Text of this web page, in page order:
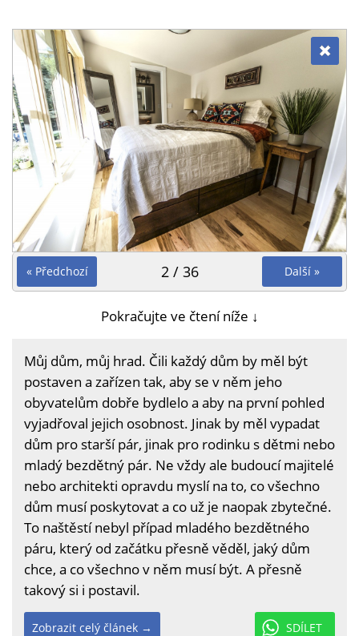
« Předchozí Další »
2 / 36
Pokračujte ve čtení níže ↓
Můj dům, můj hrad. Čili každý dům by měl být
postaven a zařízen tak, aby se v něm jeho
obyvatelům dobře bydlelo a aby na první pohled
vyjadřoval jejich osobnost. Jinak by měl vypadat
dům pro starší pár, jinak pro rodinku s dětmi nebo
mladý bezdětný pár. Ne vždy ale budoucí majitelé
nebo architekti opravdu myslí na to, co všechno
dům musí poskytovat a co už je naopak zbytečné.
To naštěstí nebyl případ mladého bezdětného
páru, který od začátku přesně věděl, jaký dům
chce, a co všechno v něm musí být. A přesně
takový si i postavil.
SDÍLET
Zobrazit celý článek →